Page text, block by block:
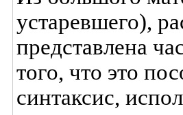
устаревшего),
представлена
того, что это
синтаксис,